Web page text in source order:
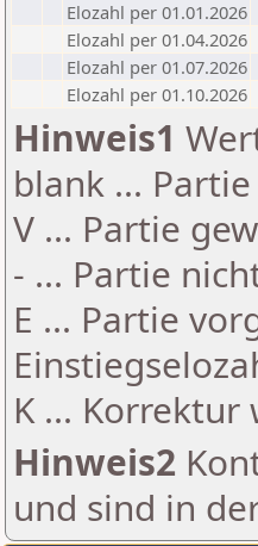
Elozahl per 01.01.2026
Elozahl per 01.04.2026
Elozahl per 01.07.2026
Elozahl per 01.10.2026
Hinweis1
blank ...
V ... Partie
- ... Partie
E ... Partie
K ...
Hinweis2
und sind in